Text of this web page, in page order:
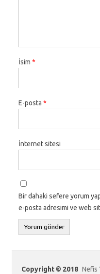
İsim *
E-posta *
İnternet sitesi
Bir dahaki sefere yorum
e-posta adresimi ve web
Copyright © 2018 Nefis